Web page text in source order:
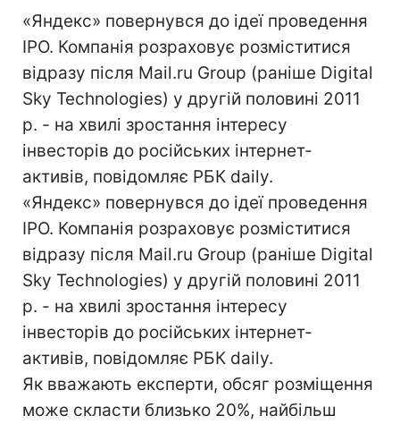
«Яндекс» повернувся до ідеї проведення
IPO. Компанія розраховує розміститися
відразу після Mail.ru Group (раніше Digital
Sky Technologies) у другій половині 2011
р. - на хвилі зростання інтересу
інвесторів до російських інтернет-
активів, повідомляє РБК daily.
«Яндекс» повернувся до ідеї проведення
IPO. Компанія розраховує розміститися
відразу після Mail.ru Group (раніше Digital
Sky Technologies) у другій половині 2011
р. - на хвилі зростання інтересу
інвесторів до російських інтернет-
активів, повідомляє РБК daily.
Як вважають експерти, обсяг розміщення
може скласти близько 20%, найбільш